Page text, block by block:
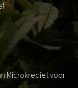
Microkrediet voor